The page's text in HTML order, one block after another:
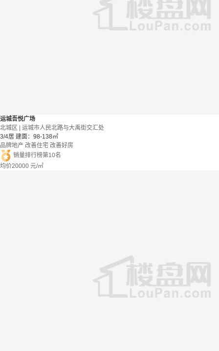
运城吾悦广场
北城区 | 运城市人民北路与大禹街交汇处
3/4居 建面：98-138㎡
品牌地产 改善住宅 改善好房
销量排行榜第10名
均价20000 元/㎡